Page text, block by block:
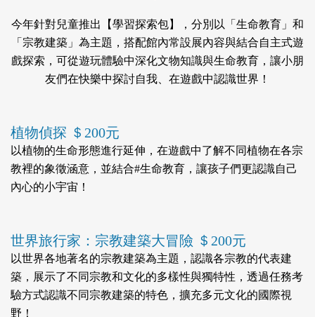
今年針對兒童推出【學習探索包】，分別以「生命教育」和
「宗教建築」為主題，搭配館內常設展內容與結合自主式遊
戲探索，可從遊玩體驗中深化文物知識與生命教育，讓小朋
友們在快樂中探討自我、在遊戲中認識世界！
植物偵探 ＄200元
以植物的生命形態進行延伸，在遊戲中了解不同植物在各宗
教裡的象徵涵意，並結合#生命教育，讓孩子們更認識自己
內心的小宇宙！
世界旅行家：宗教建築大冒險 ＄200元
以世界各地著名的宗教建築為主題，認識各宗教的代表建
築，展示了不同宗教和文化的多樣性與獨特性，透過任務考
驗方式認識不同宗教建築的特色，擴充多元文化的國際視
野！